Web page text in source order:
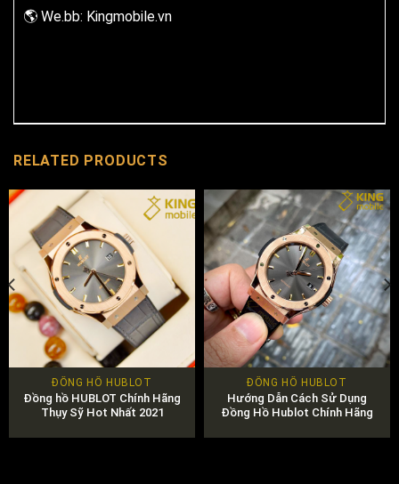
🌎 We.bb: Kingmobile.vn
RELATED PRODUCTS
ĐỒNG HỒ HUBLOT
Đồng hồ HUBLOT Chính Hãng
Thụy Sỹ Hot Nhất 2021
ĐỒNG HỒ HUBLOT
Hướng Dẫn Cách Sử Dụng
Đồng Hồ Hublot Chính Hãng